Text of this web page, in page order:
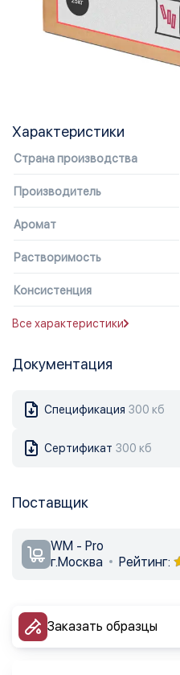
Характеристики
Страна производства
Производитель
Аромат
Растворимость
Консистенция
Все характеристики
Документация
Спецификация 300 кб
Сертификат 300 кб
Поставщик
WM - Pro
г.Москва
Рейтинг:
Заказать образцы